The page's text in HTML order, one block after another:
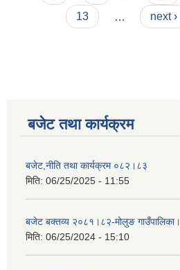
13
next ›
बजेट तथा कार्यक्रम
बजेट,नीति तथा कार्यक्रम ०८२।८३
मिति: 06/25/2025 - 11:55
बजेट बक्तव्य २०८१।८२-मोलुङ गाउँपालिका।
मिति: 06/25/2024 - 15:10